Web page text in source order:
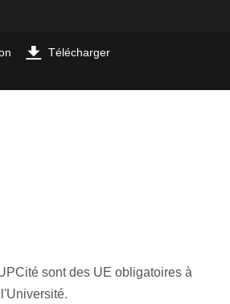
Télécharger
sont des UE obligatoires à